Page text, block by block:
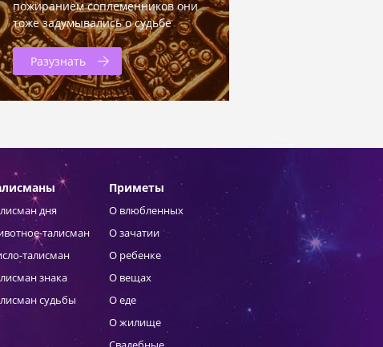
пожиранием соплеменников они
тоже задумывались о судьбе
Разузнать
дня
талисман
талисман
знака
судьбы
Приметы
О влюбленных
О зачатии
О ребенке
О вещах
О еде
О жилище